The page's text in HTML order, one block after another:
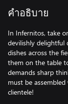
คำอธิบาย
In Infernitos, take
devilishly delightful
dishes across the
them on the table
demands sharp
must be
clientele!